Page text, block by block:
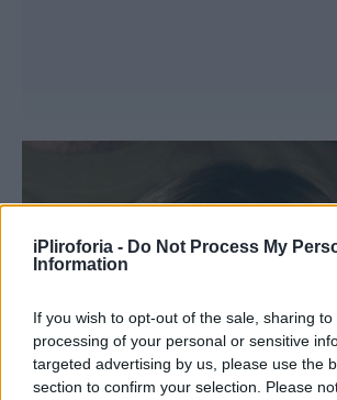
iPliroforia - Do Not Process My
Information
If you wish to opt-out of the sale, sharing
processing of your personal or sensitive
targeted advertising by us, please use the
section to confirm your selection. Please